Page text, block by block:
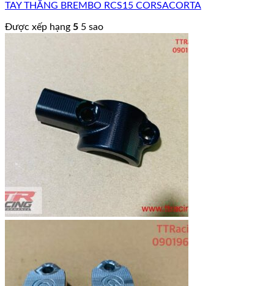
TAY THẮNG BREMBO RCS15 CORSACORTA
Được xếp hạng 5 5 sao